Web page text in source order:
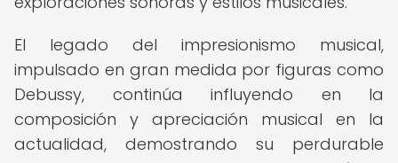
El legado del impresionismo musical,
impulsado en gran medida por figuras como
Debussy, continúa influyendo en la
composición y apreciación musical en la
actualidad, demostrando su perdurable